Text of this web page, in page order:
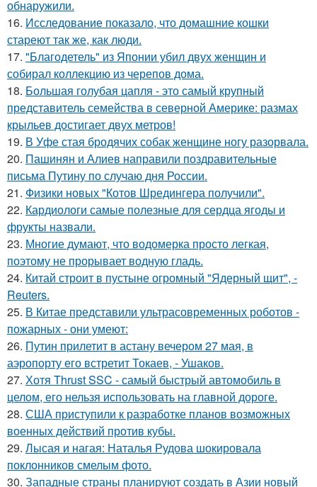
обнаружили.
16. Исследование показало, что домашние кошки
стареют так же, как люди.
17. "Благодетель" из Японии убил двух женщин и
собирал коллекцию из черепов дома.
18. Большая голубая цапля - это самый крупный
представитель семейства в северной Америке: размах
крыльев достигает двух метров!
19. В Уфе стая бродячих собак женщине ногу разорвала.
20. Пашинян и Алиев направили поздравительные
письма Путину по случаю дня России.
21. Физики новых "Котов Шредингера получили".
22. Кардиологи самые полезные для сердца ягоды и
фрукты назвали.
23. Многие думают, что водомерка просто легкая,
поэтому не прорывает водную гладь.
24. Китай строит в пустыне огромный "Ядерный щит", -
Reuters.
25. В Китае представили ультрасовременных роботов -
пожарных - они умеют:
26. Путин прилетит в астану вечером 27 мая, в
аэропорту его встретит Токаев, - Ушаков.
27. Хотя Thrust SSC - самый быстрый автомобиль в
целом, его нельзя использовать на главной дороге.
28. США приступили к разработке планов возможных
военных действий против кубы.
29. Лысая и нагая: Наталья Рудова шокировала
поклонников смелым фото.
30. Западные страны планируют создать в Азии новый